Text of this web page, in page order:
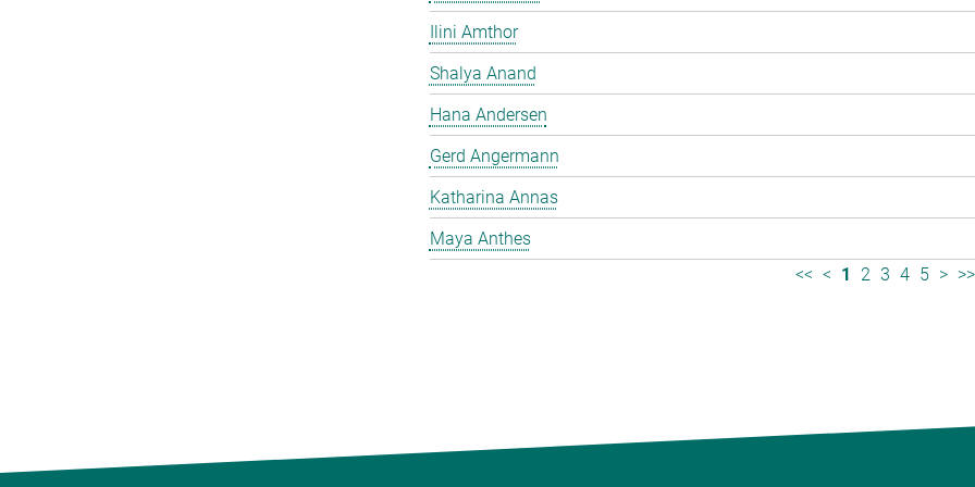
Ilini Amthor
Shalya Anand
Hana Andersen
Gerd Angermann
Katharina Annas
Maya Anthes
<< < 1 2 3 4 5 > >>